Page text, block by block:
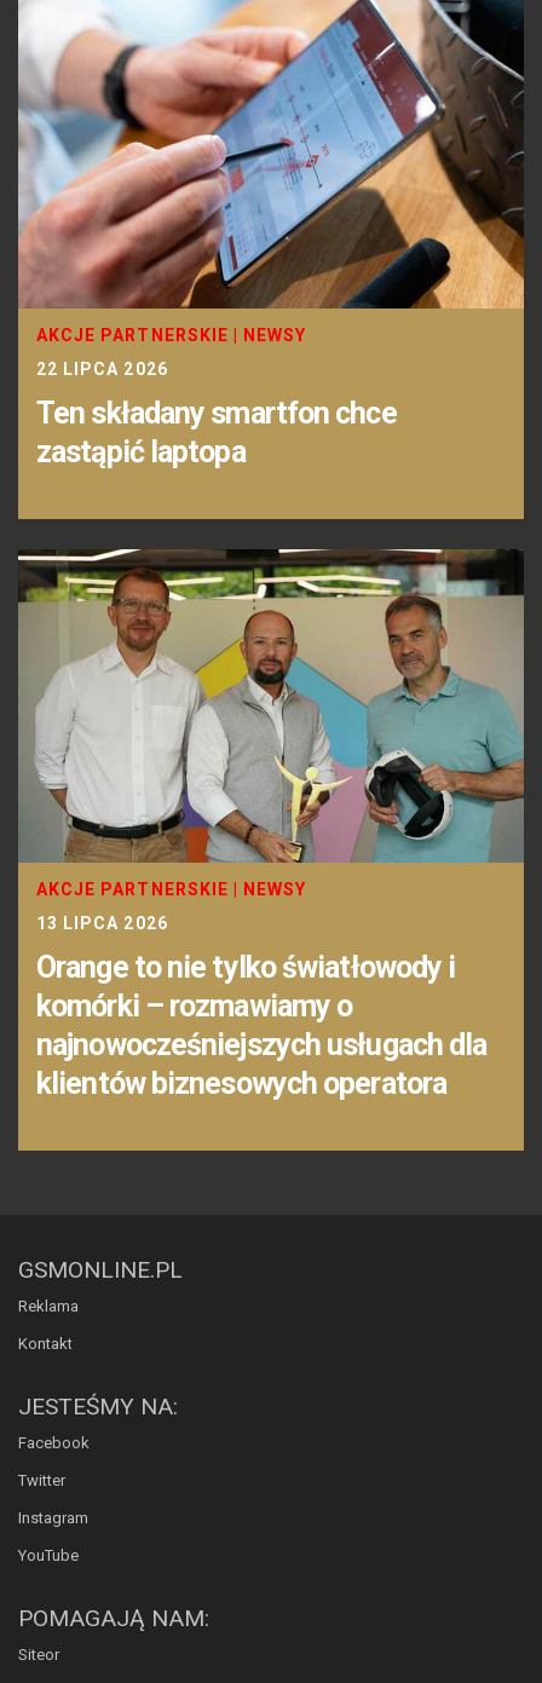
AKCJE PARTNERSKIE
NEWSY
22 LIPCA 2026
Ten składany smartfon chce
zastąpić laptopa
AKCJE PARTNERSKIE
NEWSY
13 LIPCA 2026
Orange to nie tylko światłowody i
komórki – rozmawiamy o
najnowocześniejszych usługach dla
klientów biznesowych operatora
GSMONLINE.PL
Reklama
Kontakt
JESTEŚMY NA:
Facebook
Twitter
Instagram
YouTube
POMAGAJĄ NAM:
Siteor